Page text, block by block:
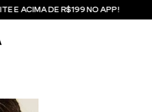
E ACIMA DE R$199 NO APP!